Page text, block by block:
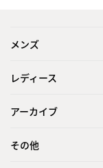
メンズ
レディース
アーカイブ
その他